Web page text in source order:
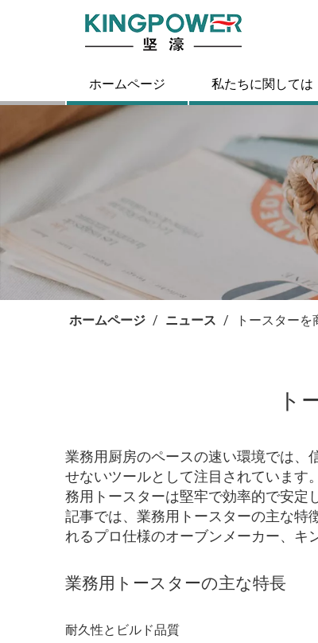
ホームページ 私たちに関しては
ホームページ / ニュース / トースター
ト
業務用厨房のペースの速い環境では、
せないツールとして注目されています
務用トースターは堅牢で効率的で安定
記事では、業務用トースターの主な特
れるプロ仕様のオーブンメーカー、キ
業務用トースターの主な特長
耐久性とビルド品質